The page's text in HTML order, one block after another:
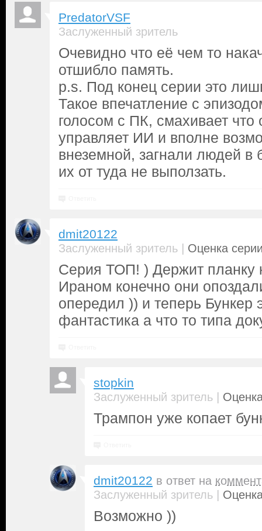
PredatorVSF
Заслуженный зритель
Очевидно что её чем то
отшибло память.
p.s. Под конец серии это
Такое впечатление с
голосом с ПК, смахивает
управляет ИИ и вполне
внеземной, загнали людей в
их от туда не выползать.
dmit20122
Заслуженный зритель | Оценка
Серия ТОП! ) Держит планку
Ираном конечно они
опередил )) и теперь Бункер
фантастика а что то типа
stopkin
Заслуженный зритель |
Трампон уже копает
dmit20122 в ответ на
Заслуженный зритель |
Возможно ))